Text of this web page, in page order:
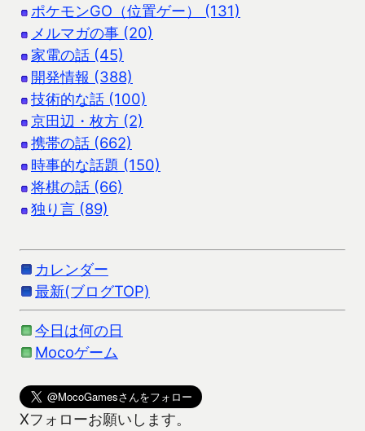
ポケモンGO（位置ゲー） (131)
メルマガの事 (20)
家電の話 (45)
開発情報 (388)
技術的な話 (100)
京田辺・枚方 (2)
携帯の話 (662)
時事的な話題 (150)
将棋の話 (66)
独り言 (89)
カレンダー
最新(ブログTOP)
今日は何の日
Mocoゲーム
Xフォローお願いします。